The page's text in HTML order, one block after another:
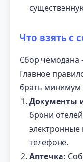
Что взять с
Сбор чемодана
Главное
брать минимум
Документы
брони
электронные
телефоне.
Аптечка: